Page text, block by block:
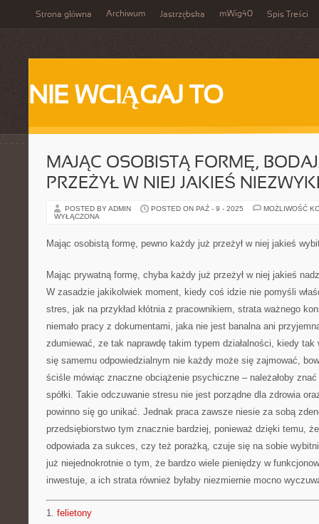
Strona główna Archiwum Jastrzębska mWig40 Spis Treści
NIE WCIĄGAJ TO
MAJĄC OSOBISTĄ FORMĘ,
PRZEŻYŁ W NIEJ JAKIEŚ
POSTED BY ADMIN POSTED ON PAŹ - 9 - 2025
MOŻLIWOŚĆ
WYŁĄCZONA
Mając osobistą formę, pewno każdy już przeżył w niej jakieś
Mając prywatną formę, chyba każdy już przeżył w niej jakieś
W zasadzie jakikolwiek moment, kiedy coś idzie nie pomyśli
stres, jak na przykład kłótnia z pracownikiem, strata ważnego
niemało pracy z dokumentami, jaka nie jest banalna ani
zdumiewać, ze tak naprawdę takim typem działalności, kiedy tak
się samemu odpowiedzialnym nie każdy może się zajmować,
ściśle mówiąc znaczne obciążenie psychiczne – należałoby
spółki. Takie odczuwanie stresu nie jest porządne dla zdrowia
powinno się go unikać. Jednak praca zawsze niesie za sobą
przedsiębiorstwo tym znacznie bardziej, ponieważ dzięki temu,
odpowiada za sukces, czy też porażką, czuje się na sobie
już niejednokrotnie o tym, że bardzo wiele pieniędzy w
inwestuje, a ich strata również byłaby niezmiernie mocno
1. felietony